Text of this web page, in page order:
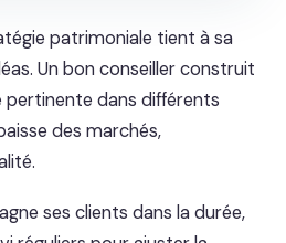
patrimoniale tient à sa
Un bon conseiller construit
dans différents
des marchés,
ses clients dans la durée,